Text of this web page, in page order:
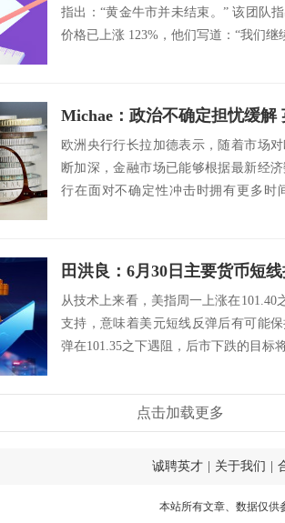
指出：“黄金牛市并未结束。” 该团队
价格已上涨 123%，他们写道：“我们继
Michae：政治不确定担忧缓解
欧洲央行行长拉加德表示，随着市场
断加深，金融市场已能够根据最新经
行在面对不确定性冲击时拥有更多时
田洪良：6月30日主要货币
从技术上来看，美指周一上涨在101.40
支持，意味着美元短线反弹后有可能
弹在101.35之下遇阻，后市下跌的目标
点击加载更多
诚聘英才 关于我们
本站所有文章、数据仅供